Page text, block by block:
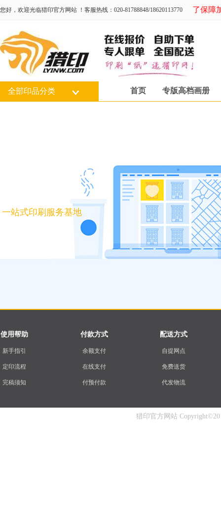
您好，欢迎光临猎印官方网站 ！客服热线：020-81788848/18620113770为了保障加
全部印品分类 首页 专版高档画册
一站式印刷服务基地
使用帮助
新手指引
定印流程
完稿须知
付款方式
余额支付
在线支付
付预付款
配送方式
自提网点
免费送货
代发物流
猎印官方网站